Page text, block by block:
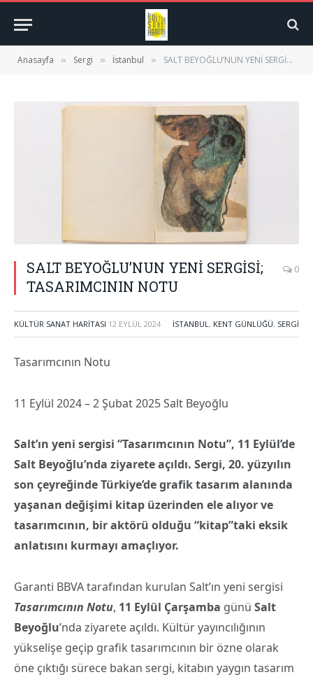
Anasayfa » Sergi » İstanbul » SALT BEYOĞLU’NUN YENİ SERGİSİ; TASARIMCININ NOTU
SALT BEYOĞLU’NUN YENİ SERGİSİ;
TASARIMCININ NOTU
0
KÜLTÜR SANAT HARITASI 12 EYLÜL 2024 İSTANBUL, KENT GÜNLÜĞÜ, SERGI
Tasarımcının Notu
11 Eylül 2024 – 2 Şubat 2025 Salt Beyoğlu
Salt’ın yeni sergisi “Tasarımcının Notu”, 11 Eylül’de
Salt Beyoğlu’nda ziyarete açıldı. Sergi, 20. yüzyılın
son çeyreğinde Türkiye’de grafik tasarım alanında
yaşanan değişimi kitap üzerinden ele alıyor ve
tasarımcının, bir aktörü olduğu “kitap”taki eksik
anlatısını kurmayı amaçlıyor.
Garanti BBVA tarafından kurulan Salt’ın yeni sergisi
Tasarımcının Notu, 11 Eylül Çarşamba günü Salt
Beyoğlu’nda ziyarete açıldı. Kültür yayıncılığının
yükselişe geçip grafik tasarımcının bir özne olarak
öne çıktığı sürece bakan sergi, kitabın yaygın tasarım